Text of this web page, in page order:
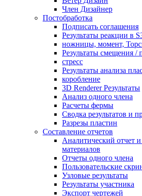
Член Дизайнер
Постобработка
Подписать соглашения
Результаты реакции в
ножницы, момент,
Результаты смещения /
стресс
Результаты анализа
коробление
3D Renderer Результаты
Анализ одного члена
Расчеты фермы
Сводка результатов и
Разрезы пластин
Составление отчетов
Аналитический отчет и
материалов
Отчеты одного члена
Пользовательские
Узловые результаты
Результаты участника
Экспорт чертежей